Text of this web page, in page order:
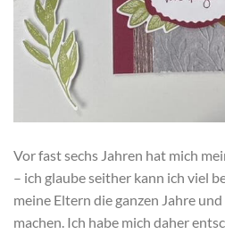
Vor fast sechs Jahren hat mich
– ich glaube seither kann ich viel
meine Eltern die ganzen Jahre
machen. Ich habe mich daher